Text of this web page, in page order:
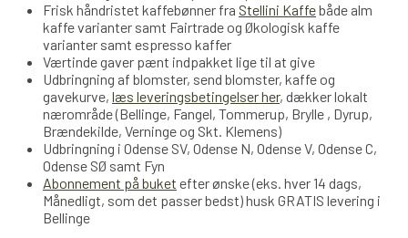
Frisk håndristet kaffebønner fra Stellini Kaffebåde alm
kaffe varianter samt Fairtrade og Økologisk kaffe
varianter samt espresso kaffer
Værtinde gaver pænt indpakket lige til at give
Udbringning af blomster, send blomster, kaffe og
gavekurve, læs leveringsbetingelser her, dækker lokalt
nærområde (Bellinge, Fangel, Tommerup, Brylle , Dyrup,
Brændekilde, Verninge og Skt. Klemens)
Udbringning i Odense SV, Odense N, Odense V, Odense C,
Odense SØ samt Fyn
Abonnement på buket efter ønske (eks. hver 14 dags,
Månedligt, som det passer bedst) husk GRATIS levering i
Bellinge